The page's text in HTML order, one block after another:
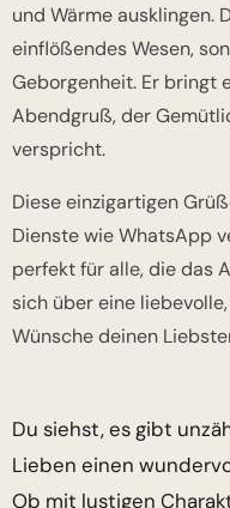
und Wärme ausklingen.
einflößendes Wesen,
Geborgenheit. Er bringt
Abendgruß, der
verspricht.
Diese einzigartigen
Dienste wie WhatsApp
perfekt für alle, die das
sich über eine
Wünsche deinen
Du siehst, es gibt
Lieben einen
Ob mit lustigen